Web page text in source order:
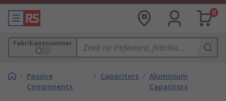
0
Fabrikantnummer
/ Passive
Components
/ Capacitors / Aluminium
Capacitors